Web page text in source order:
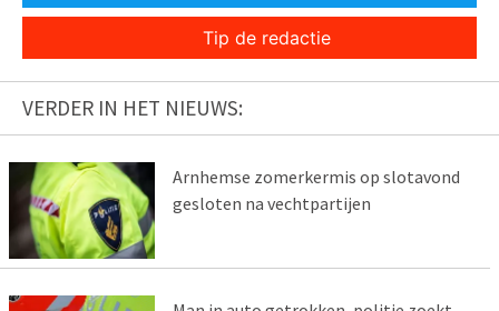
Tip de redactie
VERDER IN HET NIEUWS:
Arnhemse zomerkermis op slotavond
gesloten na vechtpartijen